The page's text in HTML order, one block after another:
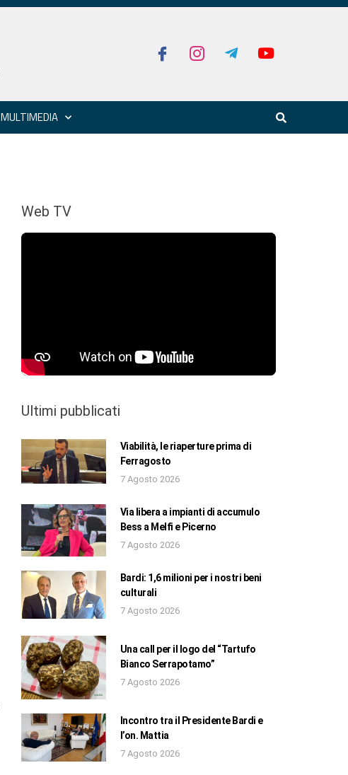
MULTIMEDIA
Web TV
Ultimi pubblicati
Viabilità, le riaperture prima di
Ferragosto
7 Agosto 2026
Via libera a impianti di accumulo
Bess a Melfi e Picerno
7 Agosto 2026
Bardi: 1,6 milioni per i nostri beni
culturali
7 Agosto 2026
Una call per il logo del “Tartufo
Bianco Serrapotamo”
7 Agosto 2026
Incontro tra il Presidente Bardi e
l’on. Mattia
7 Agosto 2026